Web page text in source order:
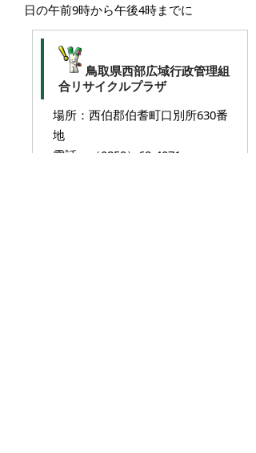
日の午前9時から午後4時までに
鳥取県西部広域行政管理組
合リサイクルプラザ
場所：西伯郡伯耆町口別所630番
地
電話：（0859）68-4071